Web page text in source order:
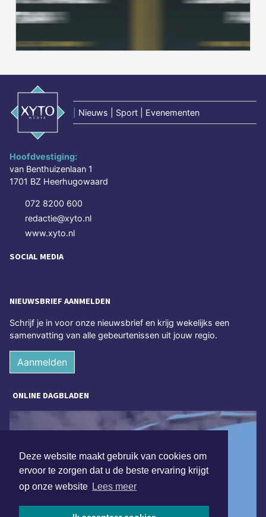
Deze website maakt gebruik van cookies om
ervoor te zorgen dat u de beste ervaring krijgt
op onze website Lees meer
Nieuws | Sport | Evenementen
Hoofdvestiging:
van Benthuizenlaan 1
1701 BZ Heerhugowaard
072 8200 600
redactie@xyto.nl
www.xyto.nl
SOCIAL MEDIA
NIEUWSBRIEF AANMELDEN
Schrijf je in voor onze nieuwsbrief en krijg wekelijks een
samenvatting van alle gebeurtenissen uit jouw regio.
Aanmelden
ONLINE DAGBLADEN